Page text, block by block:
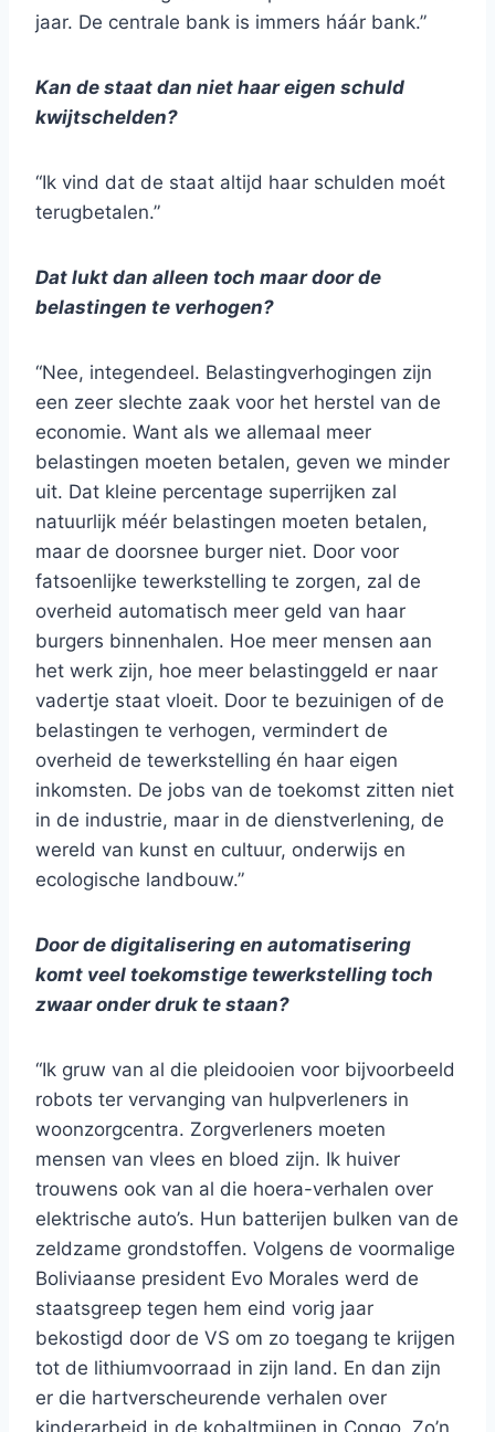
jaar. De centrale bank is immers háár bank.”
Kan de staat dan niet haar eigen schuld
kwijtschelden?
“Ik vind dat de staat altijd haar schulden moét
terugbetalen.”
Dat lukt dan alleen toch maar door de
belastingen te verhogen?
“Nee, integendeel. Belastingverhogingen zijn
een zeer slechte zaak voor het herstel van de
economie. Want als we allemaal meer
belastingen moeten betalen, geven we minder
uit. Dat kleine percentage superrijken zal
natuurlijk méér belastingen moeten betalen,
maar de doorsnee burger niet. Door voor
fatsoenlijke tewerkstelling te zorgen, zal de
overheid automatisch meer geld van haar
burgers binnenhalen. Hoe meer mensen aan
het werk zijn, hoe meer belastinggeld er naar
vadertje staat vloeit. Door te bezuinigen of de
belastingen te verhogen, vermindert de
overheid de tewerkstelling én haar eigen
inkomsten. De jobs van de toekomst zitten niet
in de industrie, maar in de dienstverlening, de
wereld van kunst en cultuur, onderwijs en
ecologische landbouw.”
Door de digitalisering en automatisering
komt veel toekomstige tewerkstelling toch
zwaar onder druk te staan?
“Ik gruw van al die pleidooien voor bijvoorbeeld
robots ter vervanging van hulpverleners in
woonzorgcentra. Zorgverleners moeten
mensen van vlees en bloed zijn. Ik huiver
trouwens ook van al die hoera-verhalen over
elektrische auto’s. Hun batterijen bulken van de
zeldzame grondstoffen. Volgens de voormalige
Boliviaanse president Evo Morales werd de
staatsgreep tegen hem eind vorig jaar
bekostigd door de VS om zo toegang te krijgen
tot de lithiumvoorraad in zijn land. En dan zijn
er die hartverscheurende verhalen over